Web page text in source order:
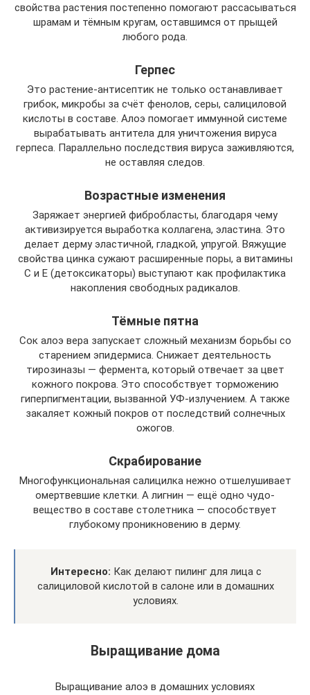
свойства растения постепенно помогают рассасываться
шрамам и тёмным кругам, оставшимся от прыщей
любого рода.
Герпес
Это растение-антисептик не только останавливает
грибок, микробы за счёт фенолов, серы, салициловой
кислоты в составе. Алоэ помогает иммунной системе
вырабатывать антитела для уничтожения вируса
герпеса. Параллельно последствия вируса заживляются,
не оставляя следов.
Возрастные изменения
Заряжает энергией фибробласты, благодаря чему
активизируется выработка коллагена, эластина. Это
делает дерму эластичной, гладкой, упругой. Вяжущие
свойства цинка сужают расширенные поры, а витамины
С и Е (детоксикаторы) выступают как профилактика
накопления свободных радикалов.
Тёмные пятна
Сок алоэ вера запускает сложный механизм борьбы со
старением эпидермиса. Снижает деятельность
тирозиназы — фермента, который отвечает за цвет
кожного покрова. Это способствует торможению
гиперпигментации, вызванной УФ-излучением. А также
закаляет кожный покров от последствий солнечных
ожогов.
Скрабирование
Многофункциональная салицилка нежно отшелушивает
омертвевшие клетки. А лигнин — ещё одно чудо-
вещество в составе столетника — способствует
глубокому проникновению в дерму.
Интересно: Как делают пилинг для лица с
салициловой кислотой в салоне или в домашних
условиях.
Выращивание дома
Выращивание алоэ в домашних условиях